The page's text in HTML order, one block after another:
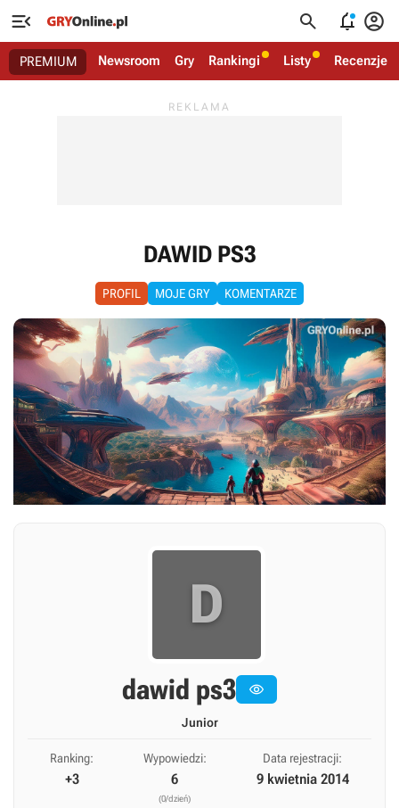
   
PREMIUM Newsroom Gry Rankingi Listy Recenzje
DAWID PS3
PROFIL MOJE GRY KOMENTARZE
D
dawid ps3 
Junior
Ranking:
+3
Wypowiedzi:
6
(0/dzień)
Data rejestracji:
9 kwietnia 2014